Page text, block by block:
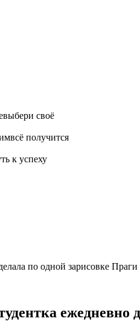
выбери своё
всё получится
к успеху
по одной зарисовке Праги
ежедневно